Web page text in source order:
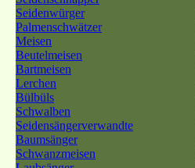
Seidenwürger
Palmenschwätzer
Meisen
Beutelmeisen
Bartmeisen
Lerchen
Bülbüls
Schwalben
Seidensängerverwandte
Baumsänger
Schwanzmeisen